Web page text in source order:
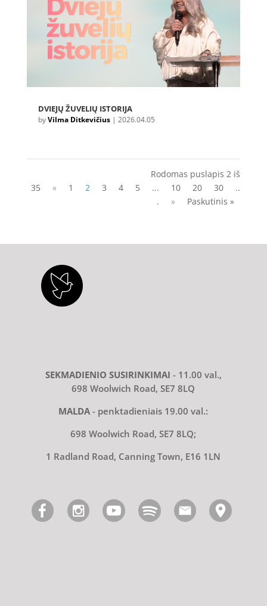
DVIEJŲ ŽUVELIŲ ISTORIJA
byVilma Ditkevičius| 2026.04.05
Rodomas puslapis 2 iš
35
« 1 2 3 4 5 ... 10 20 30
..
.
» Paskutinis »
SEKMADIENIO SUSIRINKIMAI - 11.00 val.,
698 Woolwich Road, SE7 8LQ
MALDA- penktadieniais 19.00 val.:
698 Woolwich Road, SE7 8LQ;
1 Radland Road, Canning Town, E16 1LN